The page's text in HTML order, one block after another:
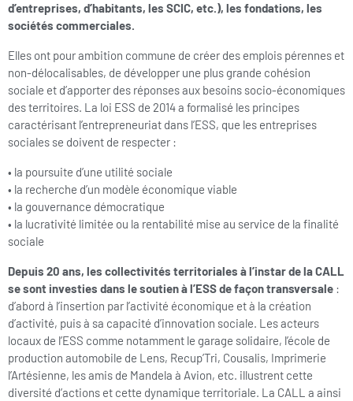
d’entreprises, d’habitants, les SCIC, etc.), les fondations, les
sociétés commerciales.
Elles ont pour ambition commune de créer des emplois pérennes et
non-délocalisables, de développer une plus grande cohésion
sociale et d’apporter des réponses aux besoins socio-économiques
des territoires. La loi ESS de 2014 a formalisé les principes
caractérisant l’entrepreneuriat dans l’ESS, que les entreprises
sociales se doivent de respecter :
• la poursuite d’une utilité sociale
• la recherche d’un modèle économique viable
• la gouvernance démocratique
• la lucrativité limitée ou la rentabilité mise au service de la finalité
sociale
Depuis 20 ans, les collectivités territoriales à l’instar de la CALL
se sont investies dans le soutien à l’ESS de façon transversale :
d’abord à l’insertion par l’activité économique et à la création
d’activité, puis à sa capacité d’innovation sociale. Les acteurs
locaux de l’ESS comme notamment le garage solidaire, l’école de
production automobile de Lens, Recup’Tri, Cousalis, Imprimerie
l’Artésienne, les amis de Mandela à Avion, etc. illustrent cette
diversité d’actions et cette dynamique territoriale. La CALL a ainsi